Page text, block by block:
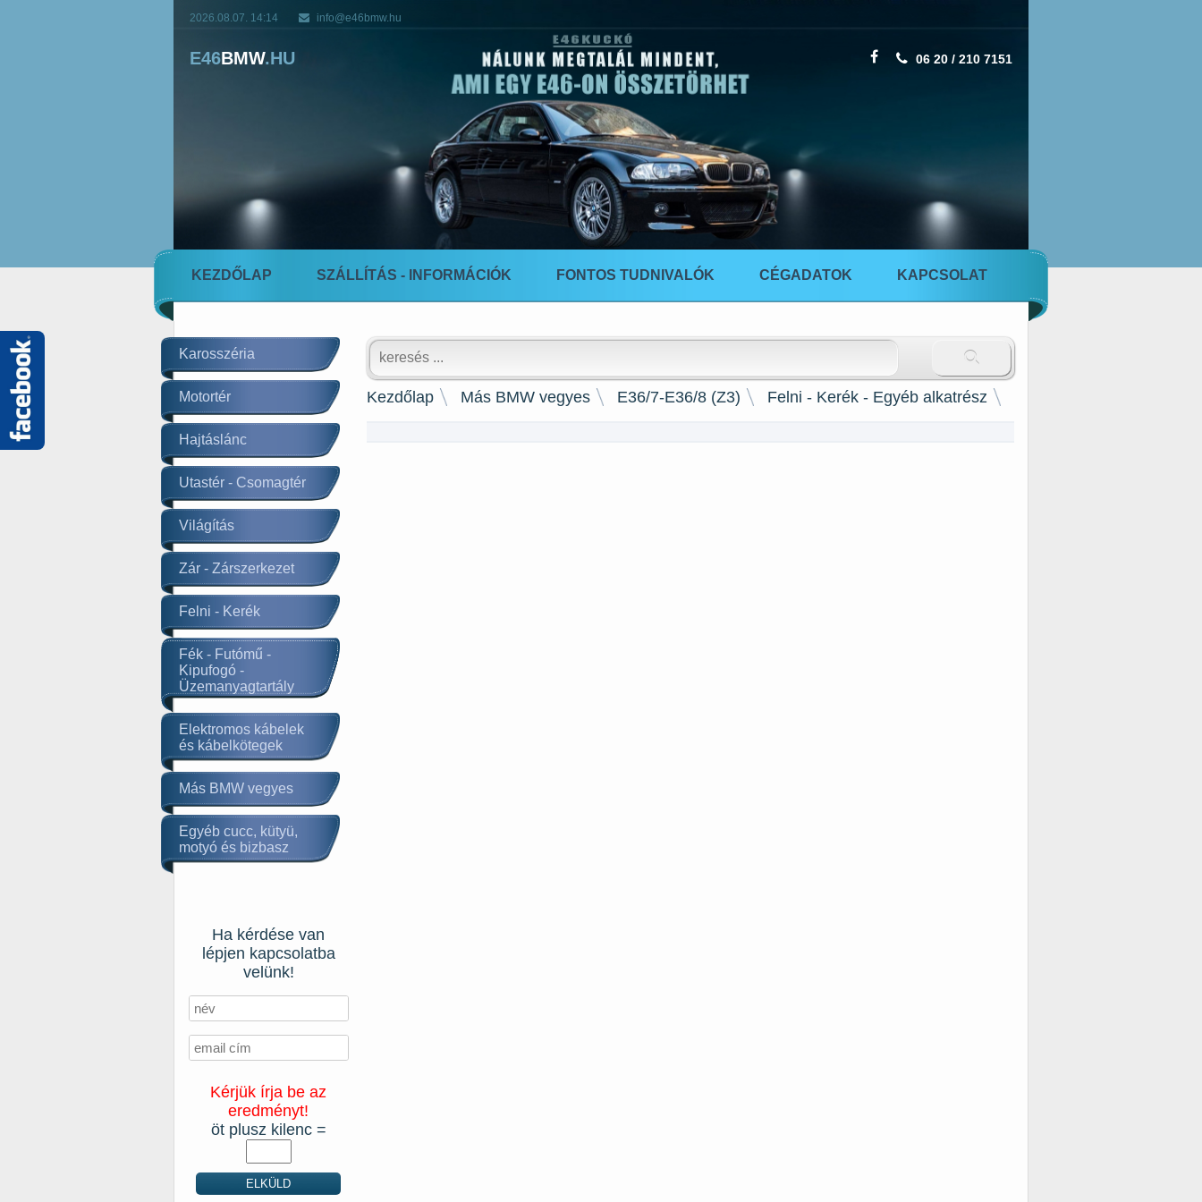
Látogass
el
oldalunkra!
2026.08.07. 14:14 info@e46bmw.hu
E46BMW.HU 06 20 / 210 7151
KEZDŐLAP SZÁLLÍTÁS - INFORMÁCIÓK FONTOS TUDNIVALÓK CÉGADATOK KAPCSOLAT
Karosszéria
Motortér
Hajtáslánc
Utastér - Csomagtér
Világítás
Zár - Zárszerkezet
Felni - Kerék
Fék - Futómű -
Kipufogó -
Üzemanyagtartály
Elektromos kábelek
és kábelkötegek
Más BMW vegyes
Egyéb cucc, kütyü,
motyó és bizbasz
Ha kérdése van
lépjen kapcsolatba
velünk!
Kérjük írja be az
eredményt!
öt plusz kilenc =
Kezdőlap Más BMW vegyes E36/7-E36/8 (Z3) Felni - Kerék - Egyéb alkatrész